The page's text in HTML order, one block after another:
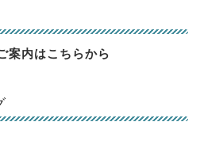
案内はこちらから